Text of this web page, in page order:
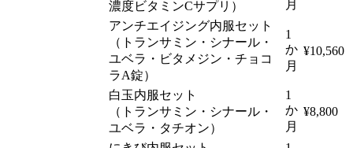
濃度ビタミンCサプリ）
月
アンチエイジング内服セット
（トランサミン・シナール・
ユベラ・ビタメジン・チョコ
ラA錠）
1
か
月
¥10,560
白玉内服セット
（トランサミン・シナール・
ユベラ・タチオン）
1
か
月
¥8,800